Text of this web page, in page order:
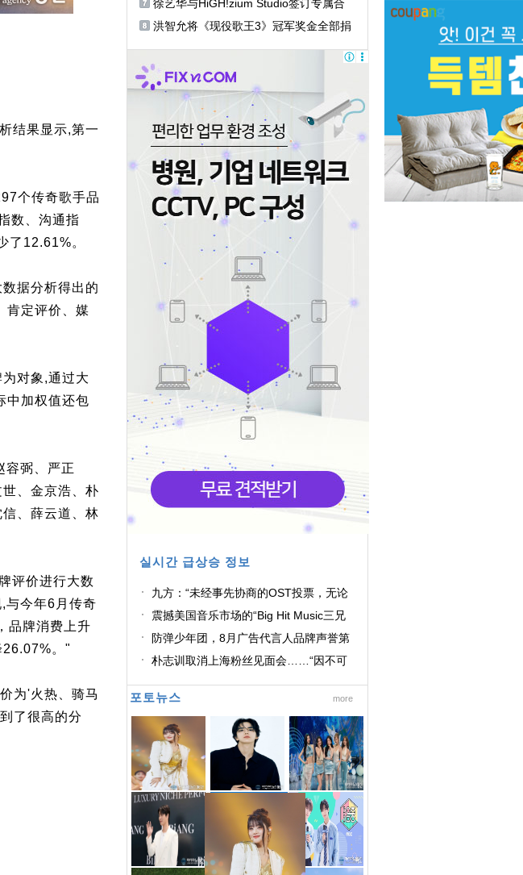
结果显示,第一
个传奇歌手品
数、沟通指
了12.61%。
据分析得出的
肯定评价、媒
对象,通过大
中加权值还包
容弼、严正
、金京浩、朴
、薛云道、林
评价进行大数
与今年6月传奇
品牌消费上升
。"
为'火热、骑马
了很高的分
徐艺华与HiGH!zium Studio签订专属合
约……与宋仲基同属...
洪智允将《现役歌王3》冠军奖金全部捐
실시간 급상승 정보
九方：“未经事先协商的OST投票，无论
结果如何均不...
震撼美国音乐市场的“Big Hit Music三兄
弟”！ 在北美...
防弹少年团，8月广告代言人品牌声誉第
一！
朴志训取消上海粉丝见面会……“因不可
포토뉴스 more